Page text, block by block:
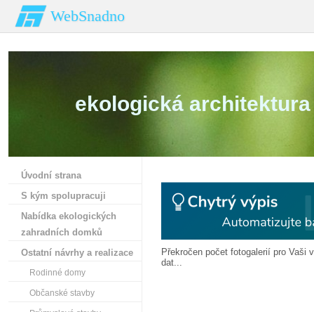
WebSnadno
ekologická
Překročen počet fotogalerií pro Vaši
dat...
Úvodní strana
S kým spolupracuji
Nabídka ekologických
zahradních domků
Ostatní návrhy a realizace
Rodinné domy
Občanské stavby